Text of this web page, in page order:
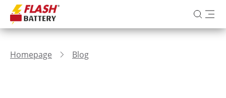
Homepage Blog